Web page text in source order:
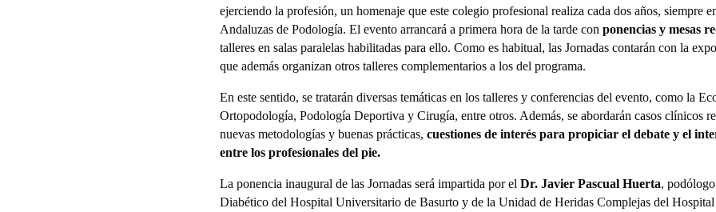
ejerciendo la profesión, un homenaje que este colegio profesional realiza cada dos años, siempre
Andaluzas de Podología. El evento arrancará a primera hora de la tarde con ponencias y mesas
talleres en salas paralelas habilitadas para ello. Como es habitual, las Jornadas contarán con la
que además organizan otros talleres complementarios a los del programa.
En este sentido, se tratarán diversas temáticas en los talleres y conferencias del evento, como la
Ortopodología, Podología Deportiva y Cirugía, entre otros. Además, se abordarán casos clínicos
nuevas metodologías y buenas prácticas, cuestiones de interés para propiciar el debate y el
entre los profesionales del pie.
La ponencia inaugural de las Jornadas será impartida por el Dr. Javier Pascual Huerta,
Diabético del Hospital Universitario de Basurto y de la Unidad de Heridas Complejas del